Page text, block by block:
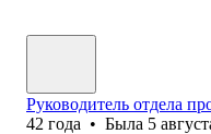
Руководитель отдела
42 года • Была 5